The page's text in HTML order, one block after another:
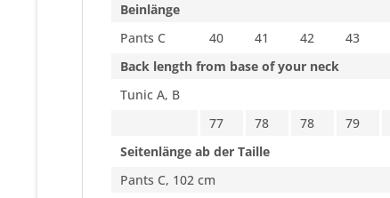
Beinlänge
Pants C
40 41 42 43
Back length from base of your neck
Tunic A, B
77
78 78 79
Seitenlänge ab der Taille
Pants C, 102 cm